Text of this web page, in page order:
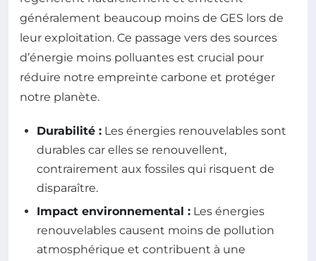
généralement beaucoup moins de GES lors de
leur exploitation. Ce passage vers des sources
d’énergie moins polluantes est crucial pour
réduire notre empreinte carbone et protéger
notre planète.
Durabilité : Les énergies renouvelables sont
durables car elles se renouvellent,
contrairement aux fossiles qui risquent de
disparaître.
Impact environnemental : Les énergies
renouvelables causent moins de pollution
atmosphérique et contribuent à une